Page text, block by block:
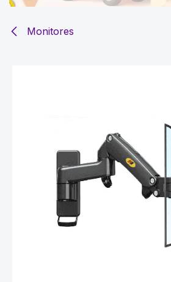
Monitores